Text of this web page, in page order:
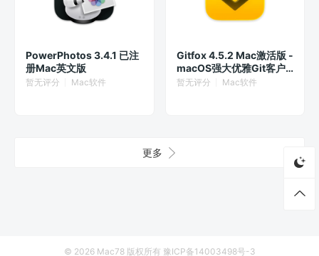
PowerPhotos 3.4.1 已注
册Mac英文版
暂无评分 Mac软件
Gitfox 4.5.2 Mac激活版 -
macOS强大优雅Git客户
端
暂无评分 Mac软件
更多
© 2026 Mac78版权所有 豫ICP备14003498号-3